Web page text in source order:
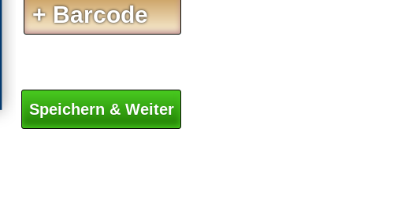
+ Barcode
Speichern & Weiter